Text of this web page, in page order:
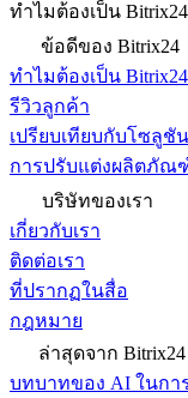
ทำไมต้องเป็น Bitrix24
ข้อดีของ Bitrix24
ทำไมต้องเป็น Bitrix24
รีวิวลูกค้า
เปรียบเทียบกับโซลูชั
การปรับแต่งผลิตภัณ
บริษัทของเรา
เกี่ยวกับเรา
ติดต่อเรา
ที่ปรากฏในสื่อ
กฎหมาย
ล่าสุดจาก Bitrix24
บทบาทของ AI ในกา